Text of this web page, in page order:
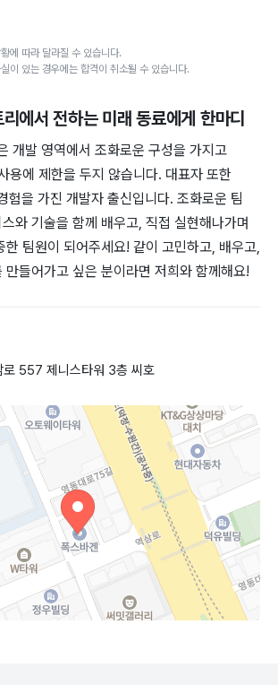
에 따라 달라질 수 있습니다.
이 있는 경우에는 합격이 취소될 수 있습니다.
리에서 전하는 미래 동료에게 한마디
개발 영역에서 조화로운 구성을 가지고
용에 제한을 두지 않습니다. 대표자 또한
험을 가진 개발자 출신입니다. 조화로운 팀
와 기술을 함께 배우고, 직접 실현해나가며
팀원이 되어주세요! 같이 고민하고, 배우고,
만들어가고 싶은 분이라면 저희와 함께해요!
로 557 제니스타워 3층 씨호